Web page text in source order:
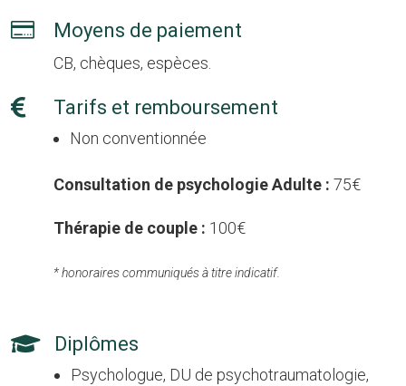
 Moyens de paiement
CB, chèques, espèces.
 Tarifs et remboursement
Non conventionnée
Consultation de psychologie Adulte : 75€
Thérapie de couple : 100€
* honoraires communiqués à titre indicatif.
 Diplômes
Psychologue, DU de psychotraumatologie,